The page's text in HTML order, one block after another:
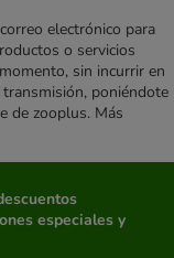
electrónico para
o servicios
sin incurrir en
poniéndote
de zooplus. Más
especiales y